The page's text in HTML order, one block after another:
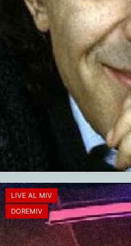
LIVE AL MIV
DOREMIV